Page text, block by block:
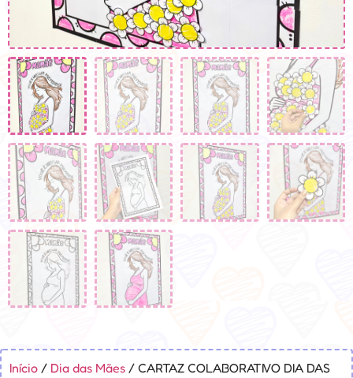
Início / Dia das Mães / CARTAZ COLABORATIVO DIA DAS